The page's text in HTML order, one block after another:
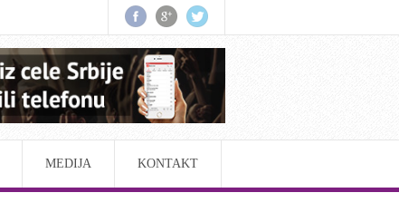
MEDIJA KONTAKT